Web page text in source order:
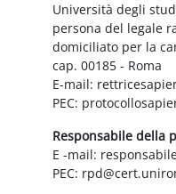
Università degli
persona del legale
domiciliato per la
cap. 00185 - Roma
E-mail:
PEC:
Responsabile della
E -mail:
PEC: